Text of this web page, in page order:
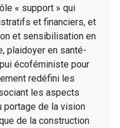
« support » qui
et financiers, et
et sensibilisation en
plaidoyer en santé-
écoféministe pour
redéfini les
les aspects
portage de la vision
de la construction